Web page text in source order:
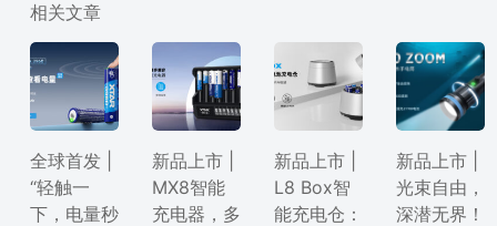
相关文章
全球首发 |
“轻触一
下，电量秒
新品上市 |
MX8智能
充电器，多
新品上市 |
L8 Box智
能充电仓：
新品上市 |
光束自由，
深潜无界！